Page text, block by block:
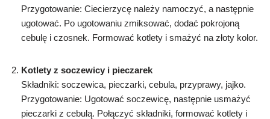
Przygotowanie: Ciecierzycę należy namoczyć, a następnie
ugotować. Po ugotowaniu zmiksować, dodać pokrojoną
cebulę i czosnek. Formować kotlety i smażyć na złoty kolor.
Kotlety z soczewicy i pieczarek
Składniki: soczewica, pieczarki, cebula, przyprawy, jajko.
Przygotowanie: Ugotować soczewicę, następnie usmażyć
pieczarki z cebulą. Połączyć składniki, formować kotlety i